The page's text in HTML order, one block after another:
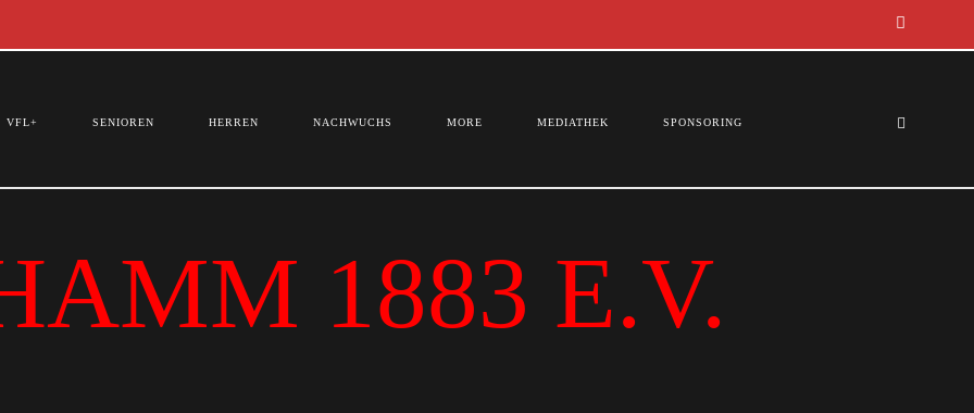
VFL+ SENIOREN HERREN NACHWUCHS MORE MEDIATHEK SPONSORING
1883 E.V.